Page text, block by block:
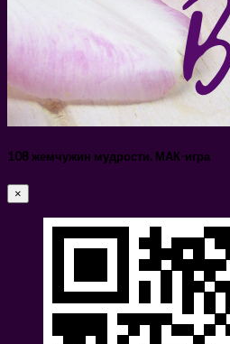
108 жемчужин мудрости. МАК-игра
×